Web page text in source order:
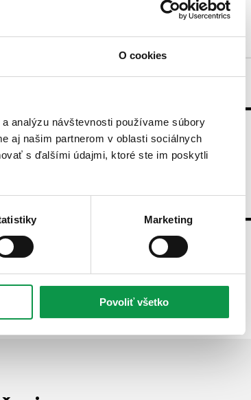
O cookies
analýzu návštevnosti používame súbory
aj našim partnerom v oblasti sociálnych
s ďalšími údajmi, ktoré ste im poskytli
Marketing
Povoliť všetko